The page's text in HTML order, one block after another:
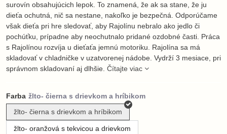
surovín obsahujúcich lepok. To znamená, že ak sa stane, že ju
dieťa ochutná, nič sa nestane, nakoľko je bezpečná. Odporúčame
však dieťa pri hre sledovať, aby Rajolínu nebralo ako jedlo či
pochúťku, prípadne aby neochutnalo pridané ozdobné časti. Práca
s Rajolínou rozvíja u dieťaťa jemnú motoriku. Rajolína sa má
skladovať v chladničke v uzatvorenej nádobe. Vydrží 3 mesiace, pri
správnom skladovaní aj dlhšie. Čítajte viac
Farba
žlto- čierna s drievkom a hríbikom
žlto- oranžová s tekvicou a drievkom